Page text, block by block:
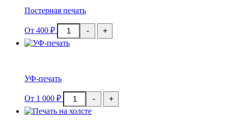
Постерная печать
От 400 ₽ -
Количество
товара
Постерная
+
УФ-печать
От 1 000 ₽ -
Количество
товара
УФ-
+